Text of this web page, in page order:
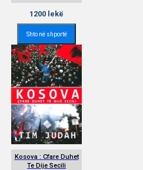
1200 lekë
Shto në shportë
Kosova : Cfare Duhet
Te Dije Secili